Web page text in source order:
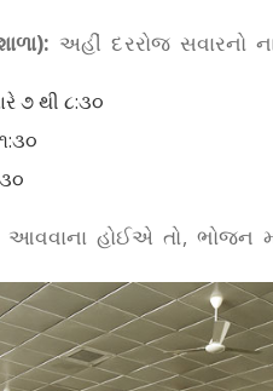
અહીં દરરોજ સવારનો
૭ થી ૮:૩૦
હોઈએ તો, ભોજન